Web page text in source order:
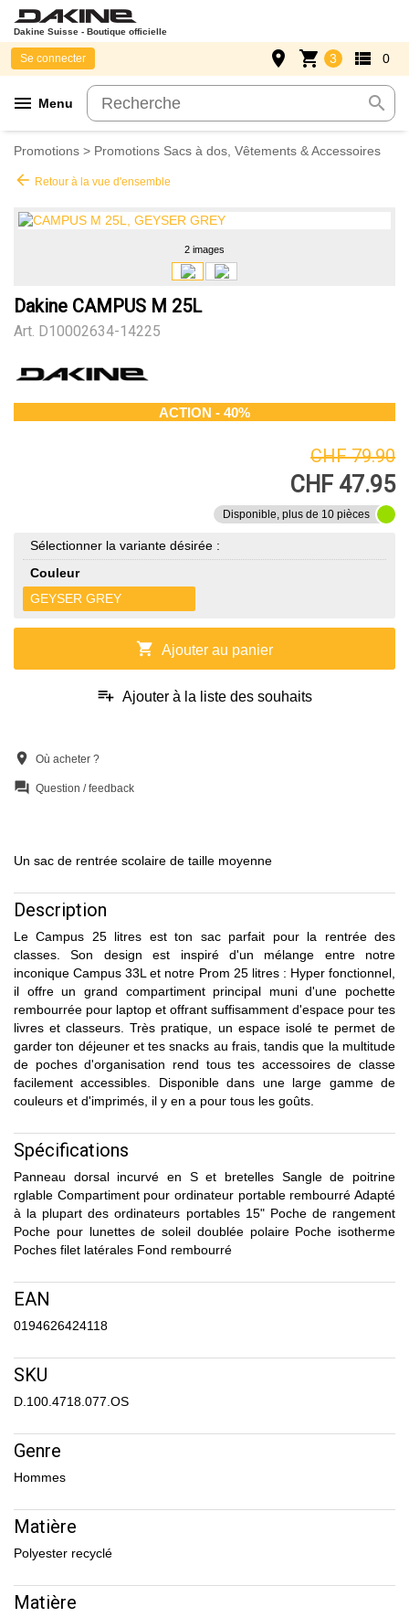
Dakine Suisse - Boutique officielle
menu Menu search
Se connecter place shopping_cart 3 view_list 0
Promotions > Promotions Sacs à dos, Vêtements & Accessoires
arrow_back Retour à la vue d'ensemble
2 images
Dakine CAMPUS M 25L
Art. D10002634-14225
ACTION - 40%
CHF 79.90
CHF 47.95
Disponible, plus de 10 pièces
Sélectionner la variante désirée :
Couleur
GEYSER GREY
shopping_cart Ajouter au panier
playlist_add Ajouter à la liste des souhaits
location_on Où acheter ?
question_answer Question / feedback
Un sac de rentrée scolaire de taille moyenne
Description
Le Campus 25 litres est ton sac parfait pour la rentrée des
classes. Son design est inspiré d'un mélange entre notre
inconique Campus 33L et notre Prom 25 litres : Hyper fonctionnel,
il offre un grand compartiment principal muni d'une pochette
rembourrée pour laptop et offrant suffisamment d'espace pour tes
livres et classeurs. Très pratique, un espace isolé te permet de
garder ton déjeuner et tes snacks au frais, tandis que la multitude
de poches d'organisation rend tous tes accessoires de classe
facilement accessibles. Disponible dans une large gamme de
couleurs et d'imprimés, il y en a pour tous les goûts.
Spécifications
Panneau dorsal incurvé en S et bretelles Sangle de poitrine
rglable Compartiment pour ordinateur portable rembourré Adapté
à la plupart des ordinateurs portables 15" Poche de rangement
Poche pour lunettes de soleil doublée polaire Poche isotherme
Poches filet latérales Fond rembourré
EAN
0194626424118
SKU
D.100.4718.077.OS
Genre
Hommes
Matière
Polyester recyclé
Matière